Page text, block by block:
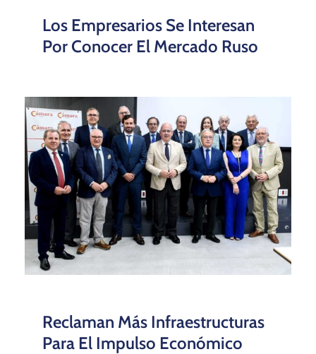
Los Empresarios Se Interesan
Por Conocer El Mercado Ruso
Reclaman Más Infraestructuras
Para El Impulso Económico